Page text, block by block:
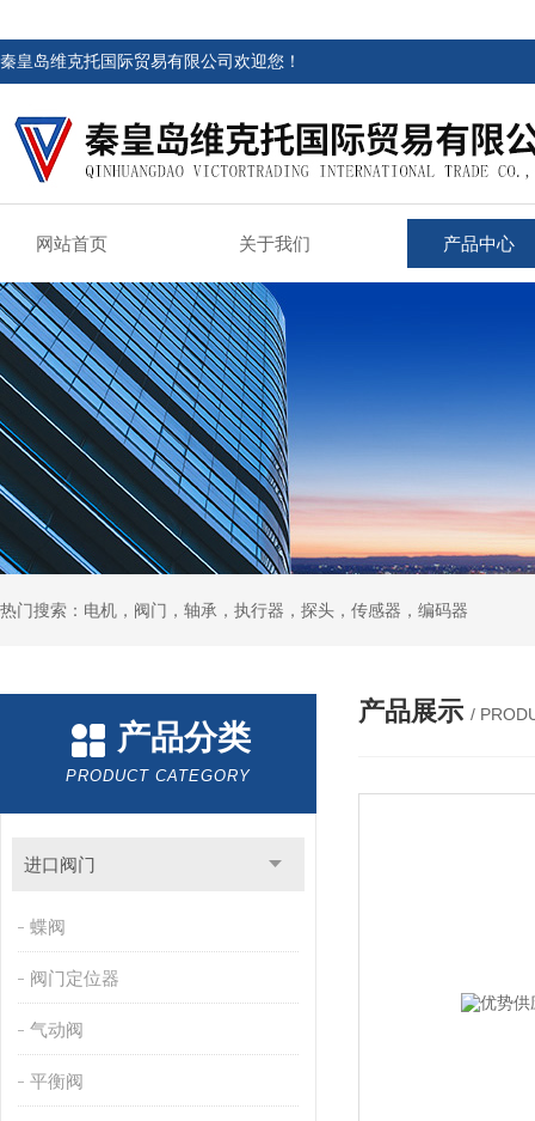
秦皇岛维克托国际贸易有限公司欢迎您！
网站首页 关于我们 产品中心
热门搜索：电机，阀门，轴承，执行器，探头，传感器，编码器
产品分类
PRODUCT CATEGORY
进口阀门
蝶阀
阀门定位器
气动阀
平衡阀
产品展示 /